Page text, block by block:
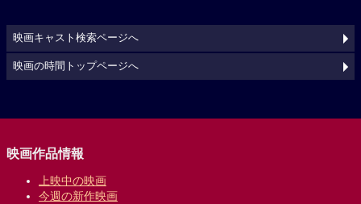
映画キャスト検索ページへ
映画の時間トップページへ
映画作品情報
上映中の映画
今週の新作映画